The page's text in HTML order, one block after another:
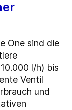
One sind die
l/h) bis
Ventil
und